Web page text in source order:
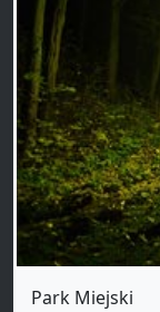
Park Miejski